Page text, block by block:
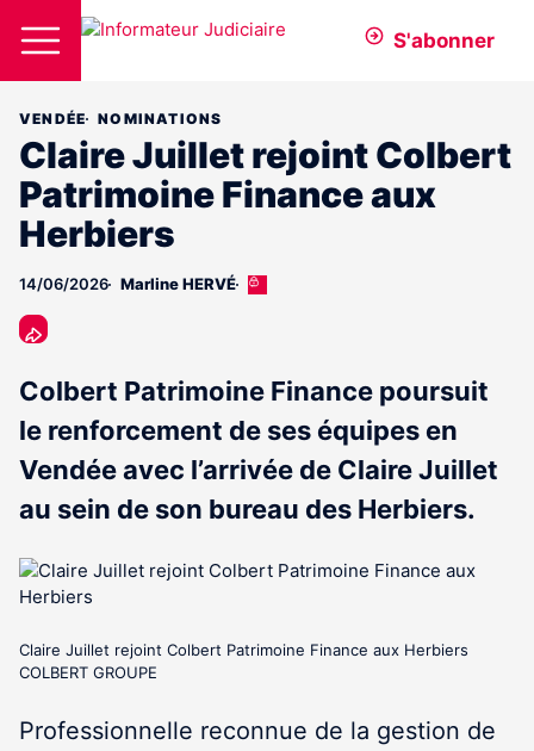
S'abonner
VENDÉE NOMINATIONS
Claire Juillet rejoint Colbert
Patrimoine Finance aux
Herbiers
14/06/2026 Marline HERVÉ
Cet
abonnés
Colbert Patrimoine Finance poursuit
le renforcement de ses équipes en
Vendée avec l’arrivée de Claire Juillet
au sein de son bureau des Herbiers.
Claire Juillet rejoint Colbert Patrimoine Finance aux Herbiers
COLBERT GROUPE
Professionnelle reconnue de la gestion de